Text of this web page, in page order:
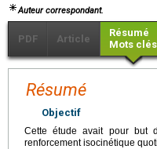
Auteur correspondant.
PDF Article
Résumé
Mots clés
Résumé
Objectif
Cette étude avait pour but
renforcement isocinétique